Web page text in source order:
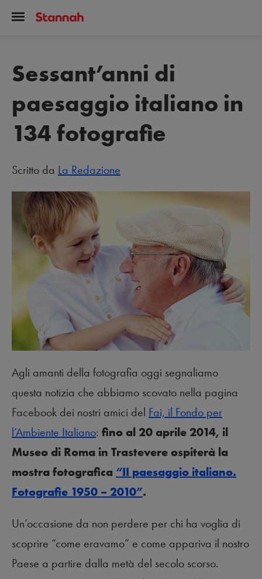
Sessant’anni di
paesaggio italiano in
134 fotografie
Scritto da La Redazione
Agli amanti della fotografia oggi segnaliamo
questa notizia che abbiamo scovato nella pagina
Facebook dei nostri amici del Fai, il Fondo per
l’Ambiente Italiano: fino al 20 aprile 2014, il
Museo di Roma in Trastevere ospiterà la
mostra fotografica “II paesaggio italiano.
Fotografie 1950 – 2010”.
Un’occasione da non perdere per chi ha voglia di
scoprire “come eravamo” e come appariva il nostro
Paese a partire dalla metà del secolo scorso.